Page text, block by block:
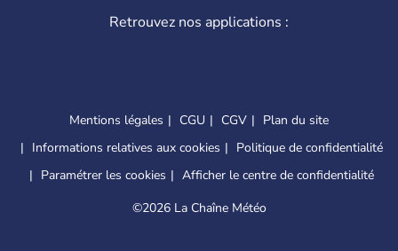
Retrouvez nos applications :
Mentions légales CGU CGV
Plan du site
Informations relatives aux cookies
Politique de confidentialité
Paramétrer les cookies
Afficher le centre de confidentialité
©2026 La Chaîne Météo